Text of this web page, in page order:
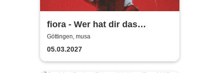
fiora - Wer hat dir das
beigebracht?
Göttingen, musa
05.03.2027